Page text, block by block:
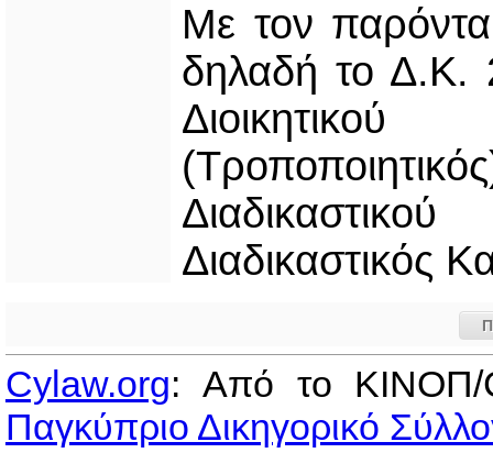
Με τον παρόντα
δηλαδή το Δ.Κ.
Διαδικαστικός
Cylaw.org: Από το
Παγκύπριο Δικηγορικό